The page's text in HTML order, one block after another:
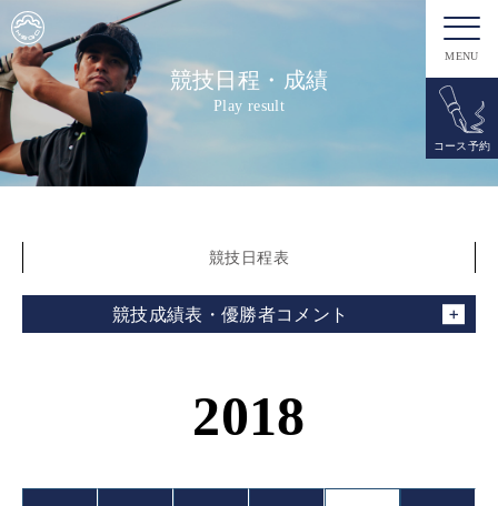
MENU
コース予約
競技日程・成績
Play result
競技日程表
競技成績表・優勝者コメント
2018